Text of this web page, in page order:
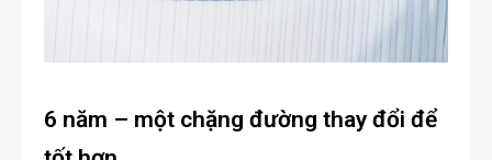
6 năm – một chặng đường thay đổi để